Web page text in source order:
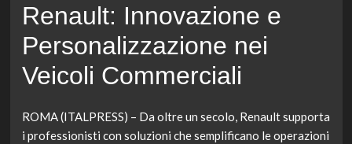
Renault: Innovazione e
Personalizzazione nei
Veicoli Commerciali
ROMA (ITALPRESS) – Da oltre un secolo, Renault supporta
i professionisti con soluzioni che semplificano le operazioni